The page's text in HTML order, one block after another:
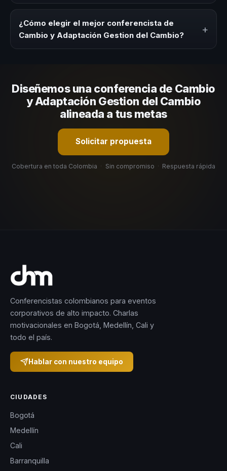
impulsar un cambio cultural relacionado con esta
modalidad (presencial o virtual) y la duración del evento.
En CHM Colombia ofrecemos asesoría estratégica sin
costo y una propuesta en menos de 24 horas adaptada a
tu presupuesto.
¿Cómo elegir el mejor conferencista de
Cambio y Adaptación Gestion del Cambio?
+
organizacional. En CHM Colombia te ayudamos con una
selección estratégica basada en estos criterios.
Diseñemos una conferencia de Cambio
y Adaptación Gestion del Cambio
alineada a tus metas
Solicitar propuesta
Cobertura en toda Colombia · Sin compromiso · Respuesta rápida
Conferencistas colombianos para eventos
corporativos de alto impacto. Charlas
motivacionales en Bogotá, Medellín, Cali y
todo el país.
Hablar con nuestro equipo
CIUDADES
Bogotá
Medellín
Cali
Barranquilla